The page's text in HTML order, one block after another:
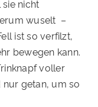
nicht
wuselt –
ist so verfilzt,
bewegen kann.
voller
nur getan, um so